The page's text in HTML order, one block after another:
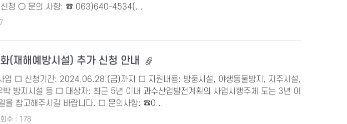
신청 ○ 문의 사항: ☎ 063)640-4534(...
(재해예방시설) 추가 신청 안내
업 □ 신청기간: 2024.06.28.(금)까지 □ 지원내용: 방풍시설, 야생동물방지, 지주시설,
방지시설 등 □ 대상자: 최근 5년 이내 과수산업발전계획의 사업시행주체 도는 3년 이
을 참고해주시길 바랍니다. □ 문의사항: ☎0...
수 : 178